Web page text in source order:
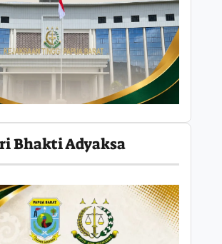
Bhakti Adyaksa